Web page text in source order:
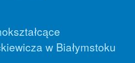
w Białymstoku